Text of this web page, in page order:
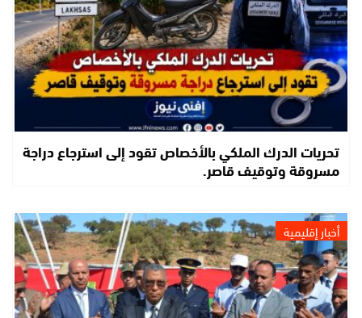
تحريات الدرك الملكي بالأخصاص تقود إلى استرجاع دراجة
مسروقة وتوقيف قاصر.
أخبار إقليمية